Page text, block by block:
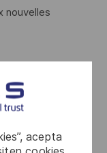
acepta
nouvelles
vous
de produits de
face à des
Vous aimez